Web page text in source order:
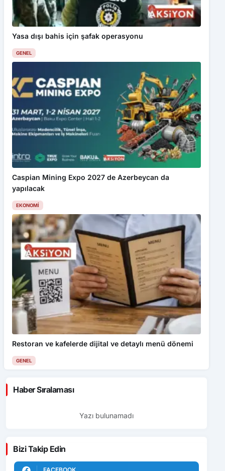
Yasa dışı bahis için şafak operasyonu
GENEL
Caspian Mining Expo 2027 de Azerbeycan da
yapılacak
EKONOMI
Restoran ve kafelerde dijital ve detaylı menü dönemi
GENEL
Haber Sıralaması
Yazı bulunamadı
Bizi Takip Edin